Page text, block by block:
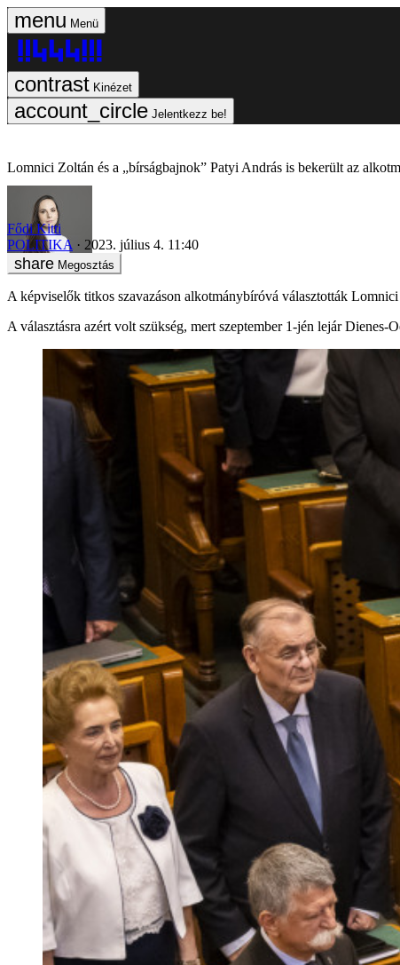
Menü
Kinézet
Jelentkezz be!
Lomnici Zoltán és a „bírságbajnok” Patyi András is bekerült az
Fődi Kitti
POLITIKA
2023. július 4. 11:40
Megosztás
A képviselők titkos szavazáson alkotmánybíróvá választották
A választásra azért volt szükség, mert szeptember 1-jén lejár